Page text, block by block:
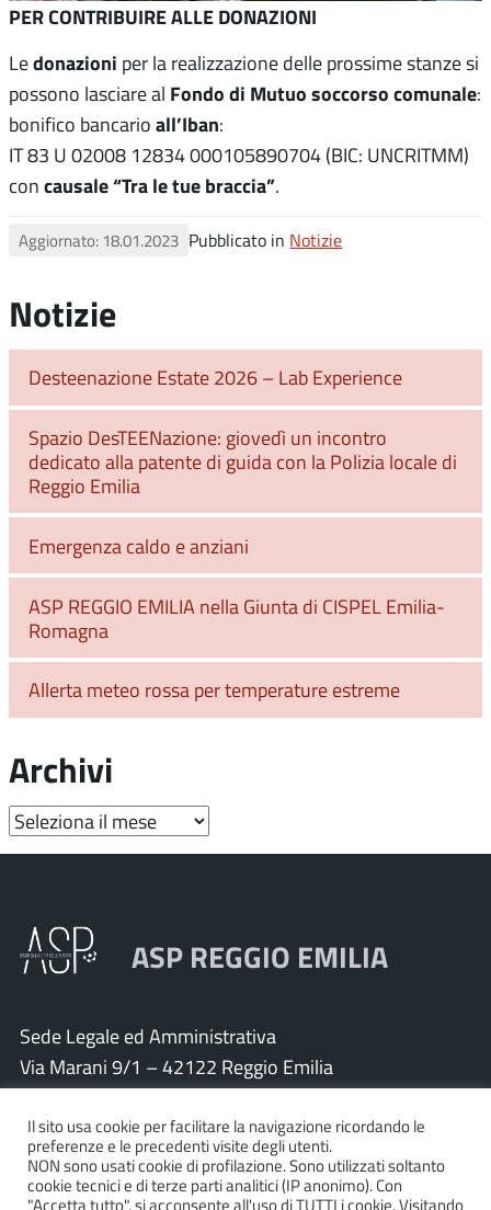
PER CONTRIBUIRE ALLE DONAZIONI
Ledonazioni per la realizzazione delle prossime stanze si
possono lasciare al Fondo di Mutuo soccorso comunale:
bonifico bancario all’Iban:
IT 83 U 02008 12834 000105890704 (BIC: UNCRITMM)
con causale “Tra le tue braccia”.
Aggiornato: 18.01.2023 Pubblicato in Notizie
Notizie
Desteenazione Estate 2026 – Lab Experience
Spazio DesTEENazione: giovedì un incontro
dedicato alla patente di guida con la Polizia locale di
Reggio Emilia
Emergenza caldo e anziani
ASP REGGIO EMILIA nella Giunta di CISPEL Emilia-
Romagna
Allerta meteo rossa per temperature estreme
Archivi
Archivi
ASP REGGIO EMILIA
Sede Legale ed Amministrativa
Via Marani 9/1 – 42122 Reggio Emilia
Tel. 0522 571011 – Fax 0522 571030
Cod. Fisc. e P.IVA 01925120352
PEC:asp.re@pcert.postecert.it
E-mail:info@asp.re.it
Il sito usa cookie per facilitare la navigazione ricordando le
preferenze e le precedenti visite degli utenti.
NON sono usati cookie di profilazione. Sono utilizzati soltanto
cookie tecnici e di terze parti analitici (IP anonimo). Con
"Accetta tutto", si acconsente all'uso di TUTTI i cookie. Visitando